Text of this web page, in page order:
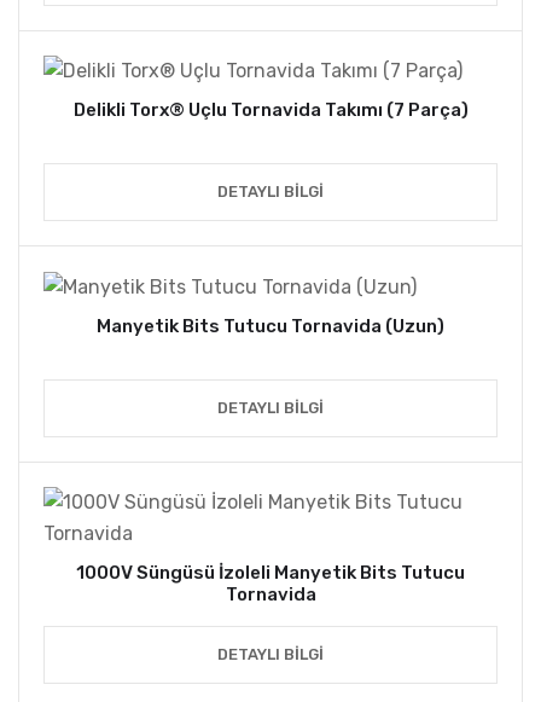
Delikli Torx® Uçlu Tornavida Takımı (7 Parça)
DETAYLI BILGI
Manyetik Bits Tutucu Tornavida (Uzun)
DETAYLI BILGI
1000V Süngüsü İzoleli Manyetik Bits Tutucu
Tornavida
DETAYLI BILGI